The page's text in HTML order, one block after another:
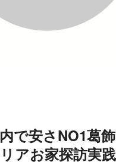
で安さNO1葛
アお家探訪実